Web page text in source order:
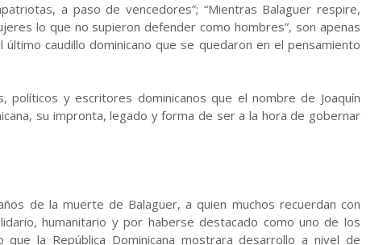
a paso de vencedores”; “Mientras Balaguer respire,
lo que no supieron defender como hombres”, son apenas
caudillo dominicano que se quedaron en el pensamiento
políticos y escritores dominicanos que el nombre de Joaquín
su impronta, legado y forma de ser a la hora de gobernar
de la muerte de Balaguer, a quien muchos recuerdan con
humanitario y por haberse destacado como uno de los
la República Dominicana mostrara desarrollo a nivel de